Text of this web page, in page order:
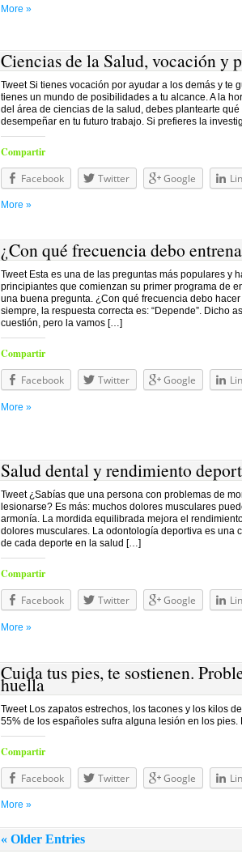
More »
Ciencias de la Salud, vocación y
Tweet Si tienes vocación por ayudar a los demás y te
tienes un mundo de posibilidades a tu alcance. A la
del área de ciencias de la salud, debes plantearte
desempeñar en tu futuro trabajo. Si prefieres la
Compartir
Facebook
Twitter Google
More »
¿Con qué frecuencia debo
Tweet Esta es una de las preguntas más populares y
principiantes que comienzan su primer programa de
una buena pregunta. ¿Con qué frecuencia debo
siempre, la respuesta correcta es: “Depende”. Dicho
cuestión, pero la vamos […]
Compartir
Facebook
Twitter Google
More »
Salud dental y rendimiento
Tweet ¿Sabías que una persona con problemas de
lesionarse? Es más: muchos dolores musculares
armonía. La mordida equilibrada mejora el
dolores musculares. La odontología deportiva es una
de cada deporte en la salud […]
Compartir
Facebook
Twitter Google
More »
Cuida tus pies, te sostienen.
huella
Tweet Los zapatos estrechos, los tacones y los kilos
55% de los españoles sufra alguna lesión en los pies.
Compartir
Facebook
Twitter Google
More »
« Older Entries